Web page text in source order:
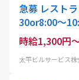
急募 レスト
30or8:00～
時給1,300円
太平ビルサービス株